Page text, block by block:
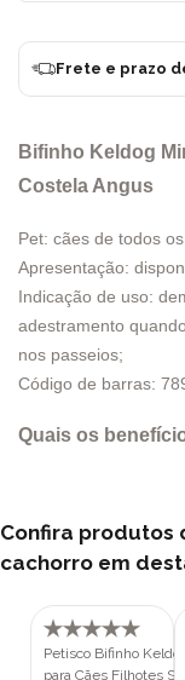
Frete e prazo
Bifinho Keldog
Costela Angus
Pet: cães de todos
Apresentação:
Indicação de uso:
adestramento
nos passeios;
Código de barras:
Quais os
uma experiência
de um mini
seu fiel amigo,
garantida em cada
Sabor
O sabor do Bifinho
Confira produtos
cachorro em
Petisco Bifinho
para Cães Filhotes